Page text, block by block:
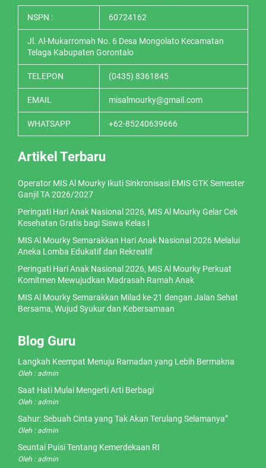
NSPN : 60724162
Jl. Al-Mukarromah No. 6 Desa Mongolato Kecamatan
Telaga Kabupaten Gorontalo
TELEPON (0435) 8361845
EMAIL misalmourky@gmail.com
WHATSAPP +62-85240639666
Artikel Terbaru
Operator MIS Al Mourky Ikuti Sinkronisasi EMIS GTK Semester
Ganjil TA 2026/2027
Peringati Hari Anak Nasional 2026, MIS Al Mourky Gelar Cek
Kesehatan Gratis bagi Siswa Kelas I
MIS Al Mourky Semarakkan Hari Anak Nasional 2026 Melalui
Aneka Lomba Edukatif dan Rekreatif
Peringati Hari Anak Nasional 2026, MIS Al Mourky Perkuat
Komitmen Mewujudkan Madrasah Ramah Anak
MIS Al Mourky Semarakkan Milad ke-21 dengan Jalan Sehat
Bersama, Wujud Syukur dan Kebersamaan
Blog Guru
Langkah Keempat Menuju Ramadan yang Lebih Bermakna
Oleh : admin
Saat Hati Mulai Mengerti Arti Berbagi
Oleh : admin
Sahur: Sebuah Cinta yang Tak Akan Terulang Selamanya”
Oleh : admin
Seuntai Puisi Tentang Kemerdekaan RI
Oleh : admin